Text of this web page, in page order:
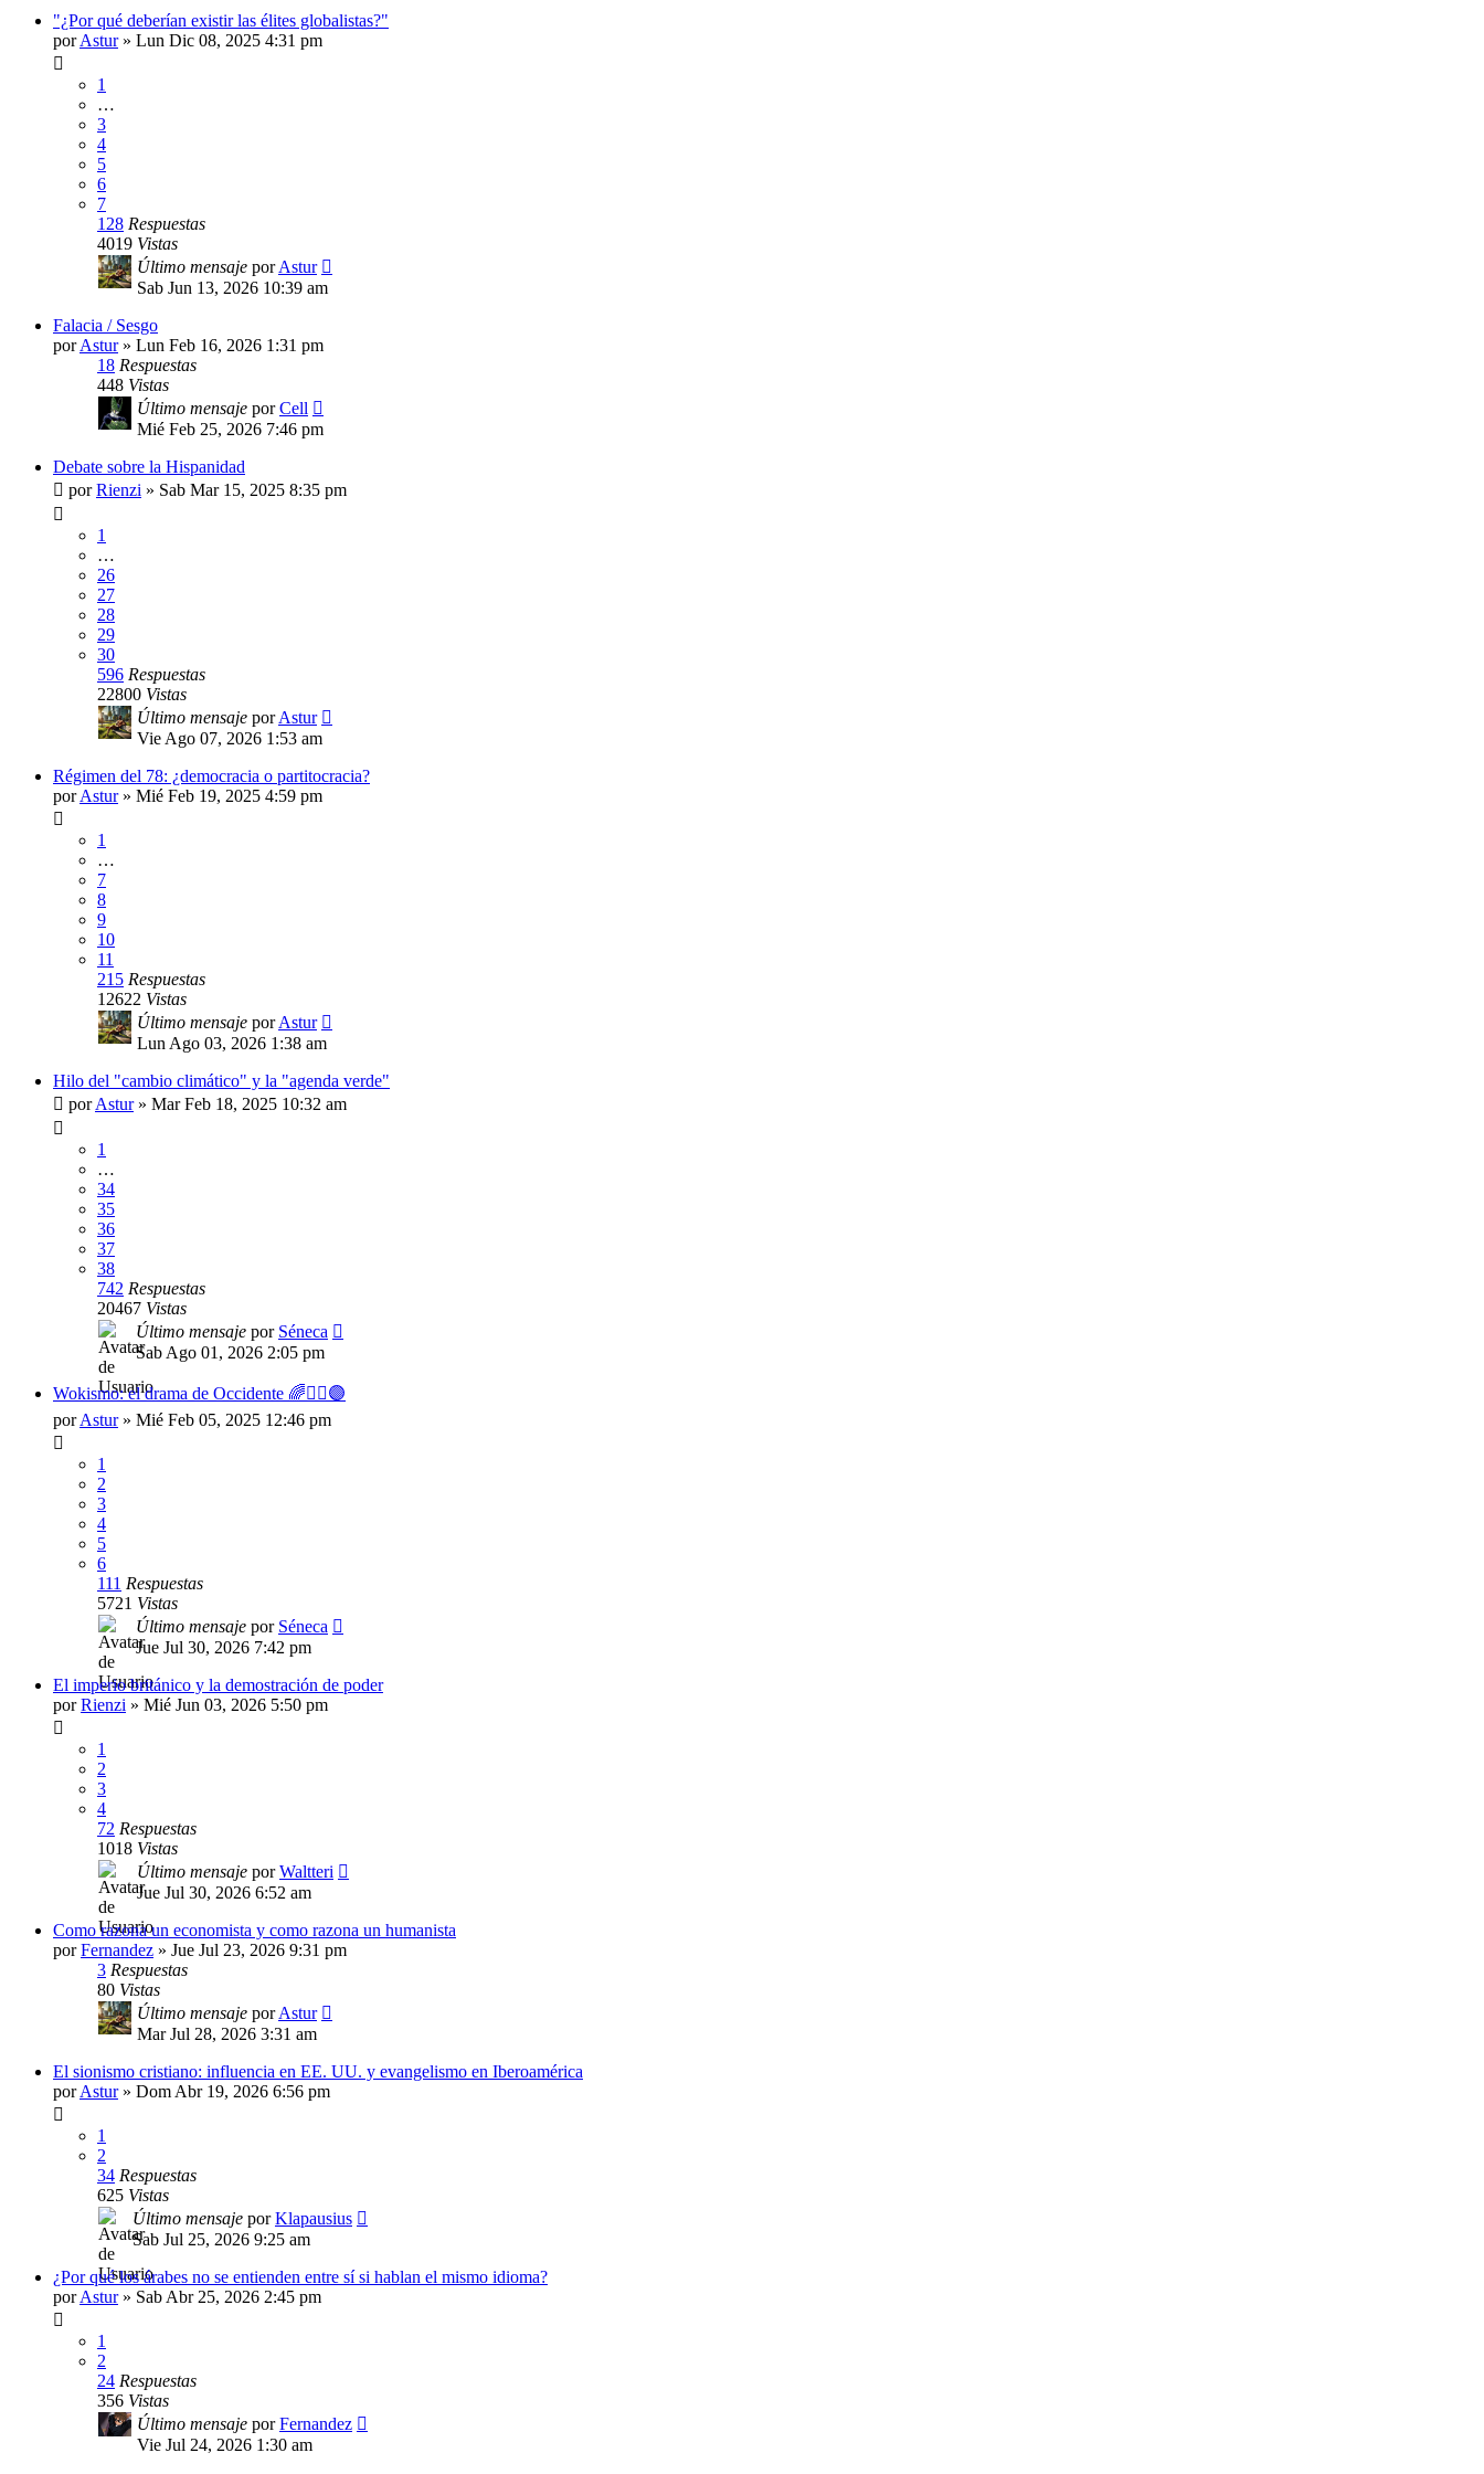
"¿Por qué deberían existir las élites globalistas?"
porAstur» Lun Dic 08, 2025 4:31 pm
1
…
3
4
5
6
7
128 Respuestas
4019 Vistas
Último mensaje porAstur
Sab Jun 13, 2026 10:39 am
Falacia / Sesgo
porAstur» Lun Feb 16, 2026 1:31 pm
18 Respuestas
448 Vistas
Último mensaje porCell
Mié Feb 25, 2026 7:46 pm
Debate sobre la Hispanidad
porRienzi » Sab Mar 15, 2025 8:35 pm
1
…
26
27
28
29
30
596 Respuestas
22800 Vistas
Último mensaje porAstur
Vie Ago 07, 2026 1:53 am
Régimen del 78: ¿democracia o partitocracia?
porAstur» Mié Feb 19, 2025 4:59 pm
1
…
7
8
9
10
11
215 Respuestas
12622 Vistas
Último mensaje porAstur
Lun Ago 03, 2026 1:38 am
Hilo del "cambio climático" y la "agenda verde"
porAstur» Mar Feb 18, 2025 10:32 am
1
…
34
35
36
37
38
742 Respuestas
20467 Vistas
Último mensaje por Séneca
Sab Ago 01, 2026 2:05 pm
Wokismo: el drama de Occidente 🌈✊🏿🟣
porAstur» Mié Feb 05, 2025 12:46 pm
1
2
3
4
5
6
111 Respuestas
5721 Vistas
Último mensaje por Séneca
Jue Jul 30, 2026 7:42 pm
El imperio británico y la demostración de poder
porRienzi » Mié Jun 03, 2026 5:50 pm
1
2
3
4
72 Respuestas
1018 Vistas
Último mensaje porWaltteri
Jue Jul 30, 2026 6:52 am
Como razona un economista y como razona un humanista
porFernandez » Jue Jul 23, 2026 9:31 pm
3 Respuestas
80 Vistas
Último mensaje porAstur
Mar Jul 28, 2026 3:31 am
El sionismo cristiano: influencia en EE. UU. y evangelismo en Iberoamérica
porAstur» Dom Abr 19, 2026 6:56 pm
1
2
34 Respuestas
625 Vistas
Último mensaje porKlapausius
Sab Jul 25, 2026 9:25 am
¿Por qué los árabes no se entienden entre sí si hablan el mismo idioma?
porAstur» Sab Abr 25, 2026 2:45 pm
1
2
24 Respuestas
356 Vistas
Último mensaje porFernandez
Vie Jul 24, 2026 1:30 am